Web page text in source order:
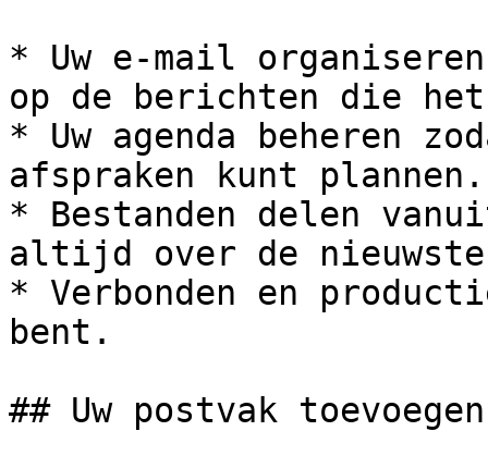
* Uw e-mail
op de berichten die
* Uw agenda beheren
afspraken kunt plannen.
* Bestanden delen
altijd over de
* Verbonden en
bent.
## Uw postvak